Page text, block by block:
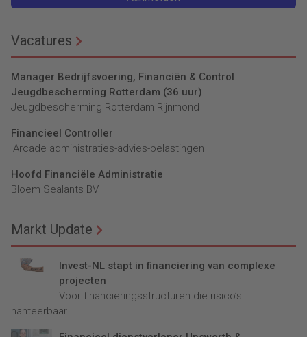
Vacatures
Manager Bedrijfsvoering, Financiën & Control
Jeugdbescherming Rotterdam (36 uur)
Jeugdbescherming Rotterdam Rijnmond
Financieel Controller
lArcade administraties-advies-belastingen
Hoofd Financiële Administratie
Bloem Sealants BV
Markt Update
Invest-NL stapt in financiering van complexe
projecten
Voor financieringsstructuren die risico’s
hanteerbaar...